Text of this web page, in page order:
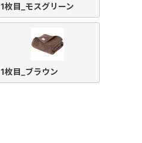
1枚目_モスグリーン
1枚目_ブラウン